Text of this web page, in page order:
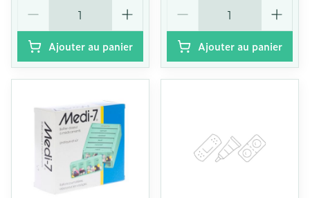
Ajouter au panier Ajouter au panier